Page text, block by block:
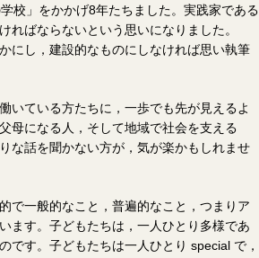
校」をかかげ8年たちました。実践家である
ばならないという思いになりました。
にし，建設的なものにしなければ思い執筆
いている方たちに，一歩でも先が見えるよ
母になる人，そして地域で社会を支える
な話を聞かない方が，気が楽かもしれませ
で一般的なこと，普遍的なこと，つまりア
ます。子どもたちは，一人ひとり多様であ
です。子どもたちは一人ひとり special で，